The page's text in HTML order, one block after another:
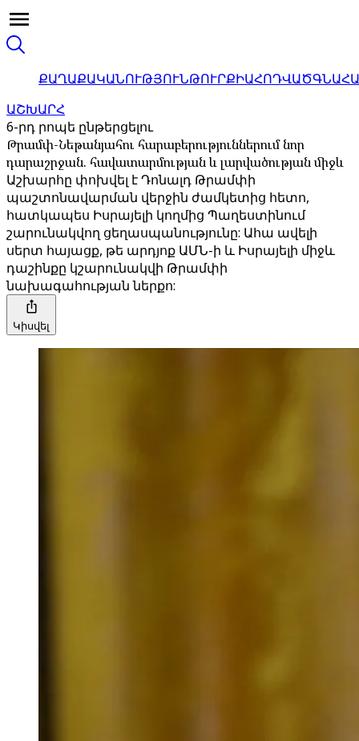
ՔԱՂԱՔԱԿԱՆՈՒԹՅՈՒՆԹՈՒՐՔԻԱՀՈԴՎԱԾ
ԱՇԽԱՐՀ
6-րդ րոպե ընթերցելու
Թրամփ-Նեթանյահու հարաբերություններում նոր
դարաշրջան. հավատարմության և լարվածության միջև
Աշխարհը փոխվել է Դոնալդ Թրամփի
պաշտոնավարման վերջին ժամկետից հետո,
հատկապես Իսրայելի կողմից Պաղեստինում
շարունակվող ցեղասպանությունը: Ահա ավելի
սերտ հայացք, թե արդյոք ԱՄՆ-ի և Իսրայելի միջև
դաշինքը կշարունակվի Թրամփի
նախագահության ներքո:
Կիսվել